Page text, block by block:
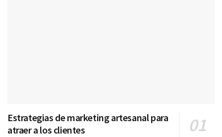
Estrategias de marketing artesanal para
atraer a los clientes